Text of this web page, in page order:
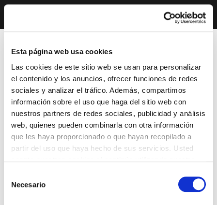
Esta página web usa cookies
Las cookies de este sitio web se usan para personalizar
el contenido y los anuncios, ofrecer funciones de redes
sociales y analizar el tráfico. Además, compartimos
información sobre el uso que haga del sitio web con
nuestros partners de redes sociales, publicidad y análisis
web, quienes pueden combinarla con otra información
que les haya proporcionado o que hayan recopilado a
partir del uso que haya hecho de sus servicios. Usted
Necesario